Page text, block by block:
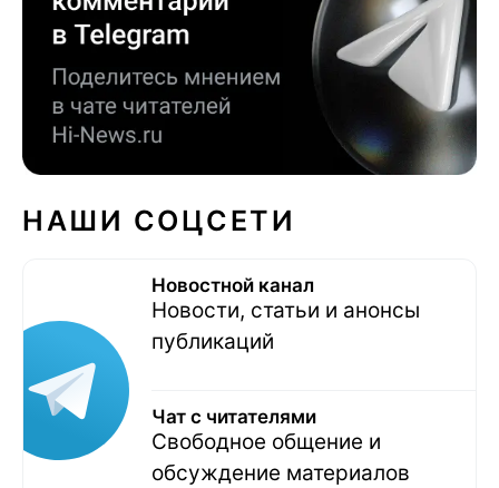
НАШИ СОЦСЕТИ
Новостной канал
Новости, статьи и анонсы
публикаций
Чат с читателями
Свободное общение и
обсуждение материалов